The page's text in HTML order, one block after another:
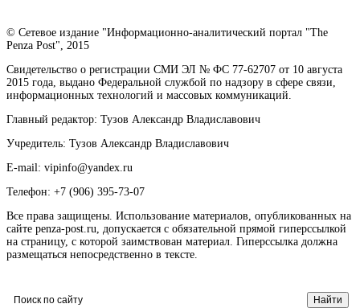
© Сетевое издание "Информационно-аналитический портал "The
Penza Post", 2015
Свидетельство о регистрации СМИ ЭЛ № ФС 77-62707 от 10 августа
2015 года, выдано Федеральной службой по надзору в сфере связи,
информационных технологий и массовых коммуникаций.
Главный редактор: Тузов Александр Владиславович
Учредитель: Тузов Александр Владиславович
E-mail: vipinfo@yandex.ru
Телефон: +7 (906) 395-73-07
Все права защищены. Использование материалов, опубликованных на
сайте penza-post.ru, допускается с обязательной прямой гиперссылкой
на страницу, с которой заимствован материал. Гиперссылка должна
размещаться непосредственно в тексте.